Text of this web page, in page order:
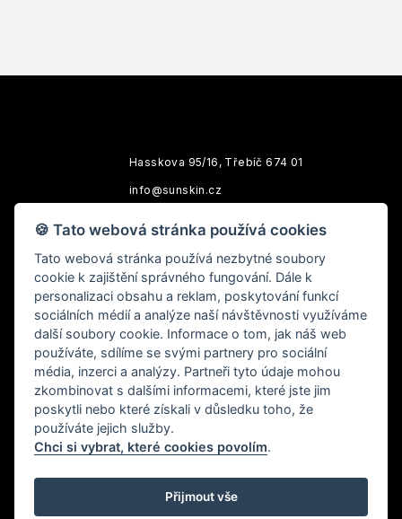
Hasskova 95/16, Třebíč 674 01
info@sunskin.cz
Specializujeme se na prodej prémiové kosmetiky předních
světových značek.
Webové stránky vytvořené nezávislým Brand Affiliate. Tyto
Skin Enterprises Inc. ani její přidružené společnosti.
🍪 Tato webová stránka používá cookies
Tato webová stránka používá nezbytné soubory
cookie k zajištění správného fungování. Dále k
personalizaci obsahu a reklam, poskytování funkcí
sociálních médií a analýze naší návštěvnosti využíváme
další soubory cookie. Informace o tom, jak náš web
používáte, sdílíme se svými partnery pro sociální
média, inzerci a analýzy. Partneři tyto údaje mohou
zkombinovat s dalšími informacemi, které jste jim
poskytli nebo které získali v důsledku toho, že
používáte jejich služby.
Chci si vybrat, které cookies povolím.
Přijmout vše